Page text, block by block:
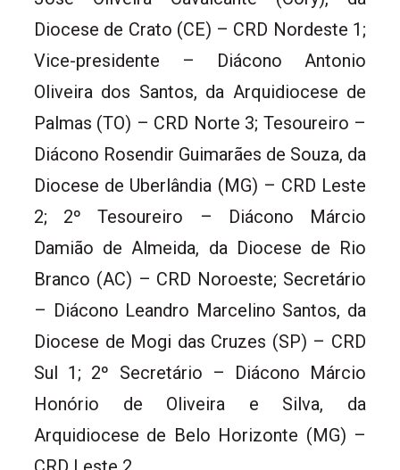
Diocese de Crato (CE) – CRD Nordeste 1;
Vice-presidente – Diácono Antonio
Oliveira dos Santos, da Arquidiocese de
Palmas (TO) – CRD Norte 3; Tesoureiro –
Diácono Rosendir Guimarães de Souza, da
Diocese de Uberlândia (MG) – CRD Leste
2; 2º Tesoureiro – Diácono Márcio
Damião de Almeida, da Diocese de Rio
Branco (AC) – CRD Noroeste; Secretário
– Diácono Leandro Marcelino Santos, da
Diocese de Mogi das Cruzes (SP) – CRD
Sul 1; 2º Secretário – Diácono Márcio
Honório de Oliveira e Silva, da
Arquidiocese de Belo Horizonte (MG) –